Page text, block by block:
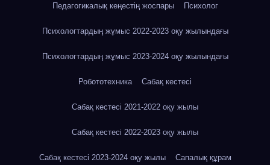
Педагогикалық кеңестің жоспары Психолог
Психологтардың жұмыс 2022-2023 оқу жылындағы
Психологтардың жұмыс 2023-2024 оқу жылындағы
Робототехника Сабақ кестесі
Сабақ кестесі 2021-2022 оқу жылы
Сабақ кестесі 2022-2023 оқу жылы
Сабақ кестесі 2023-2024 оқу жылы Сапалық құрам